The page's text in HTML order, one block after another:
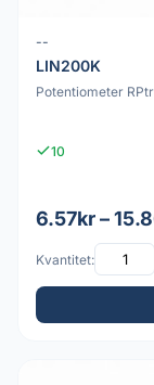
--
LIN200K
Potentiometer
10
6.57kr –
Kvantitet: